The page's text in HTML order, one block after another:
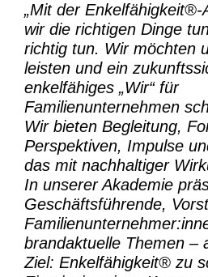
„Mit der Enkelfähigkeit®-
wir die richtigen Dinge
richtig tun. Wir möchten
leisten und ein
enkelfähiges „Wir“ für
Familienunternehmen
Wir bieten Begleitung,
Perspektiven, Impulse
das mit nachhaltiger
In unserer Akademie
Geschäftsführende,
brandaktuelle Themen –
Ziel: Enkelfähigkeit® zu